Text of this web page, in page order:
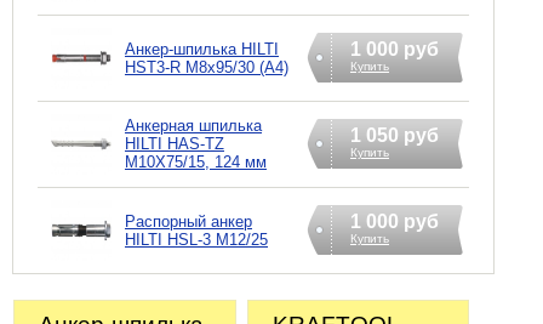
Анкер-шпилька HILTI
HST3-R M8x95/30 (A4)
1 000 руб
Купить
Анкерная шпилька
HILTI HAS-TZ
M10X75/15, 124 мм
1 050 руб
Купить
Распорный анкер
HILTI HSL-3 M12/25
1 000 руб
Купить